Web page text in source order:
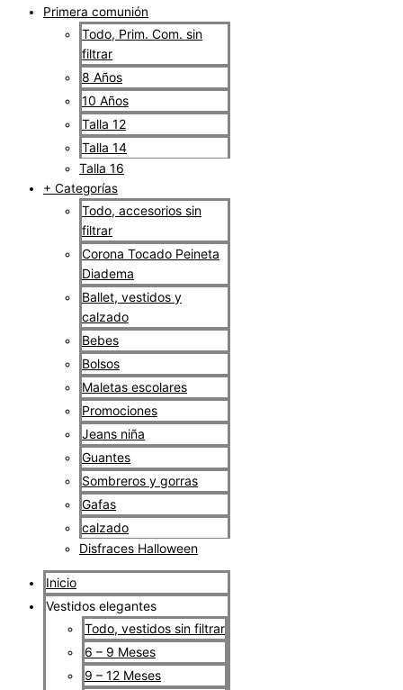
Primera comunión
Todo, Prim. Com. sin
filtrar
8 Años
10 Años
Talla 12
Talla 14
Talla 16
+ Categorías
Todo, accesorios sin
filtrar
Corona Tocado Peineta
Diadema
Ballet, vestidos y
calzado
Bebes
Bolsos
Maletas escolares
Promociones
Jeans niña
Guantes
Sombreros y gorras
Gafas
calzado
Disfraces Halloween
Inicio
Vestidos elegantes
Todo, vestidos sin filtrar
6 – 9 Meses
9 – 12 Meses